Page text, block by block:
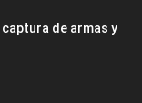
captura de armas y